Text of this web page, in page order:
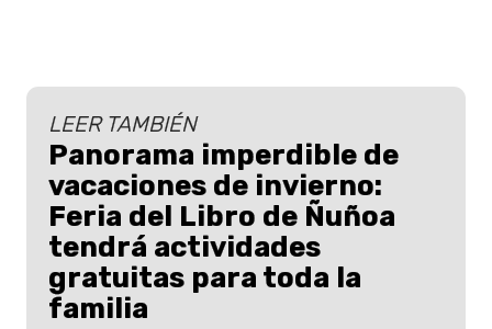
LEER TAMBIÉN
Panorama imperdible de
vacaciones de invierno:
Feria del Libro de Ñuñoa
tendrá actividades
gratuitas para toda la
familia